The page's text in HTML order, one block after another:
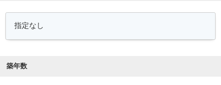
築年数